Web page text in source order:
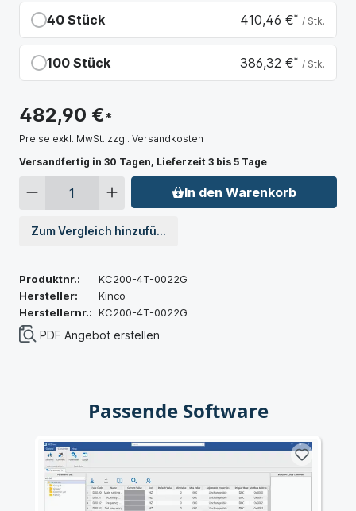
40 Stück 410,46 €* / Stk.
100 Stück 386,32 €* / Stk.
482,90 €*
Preise exkl. MwSt. zzgl. Versandkosten
Versandfertig in 30 Tagen, Lieferzeit 3 bis 5 Tage
In den Warenkorb
Zum Vergleich hinzufügen
Produktnr.:
KC200-4T-0022G
Hersteller:
Kinco
Herstellernr.: KC200-4T-0022G
PDF Angebot erstellen
Passende Software